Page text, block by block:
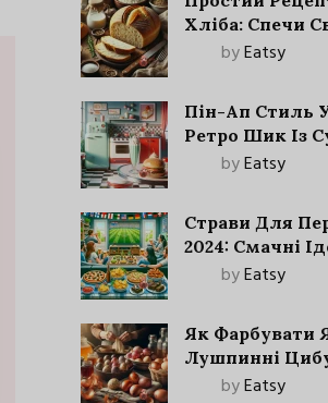
Хліба: Спечи
Запашний Хліб!
byEatsy
Пін-Ап Стиль У
Ретро Шик Із
Акцентом
byEatsy
Страви Для
2024: Смачні
Футбольного
byEatsy
Як Фарбувати
Лушпинні
Старовинний
byEatsy